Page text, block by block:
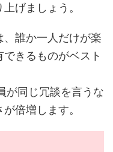
げましょう。
、誰か一人だけが楽
きるものがベスト
が同じ冗談を言うな
倍増します。